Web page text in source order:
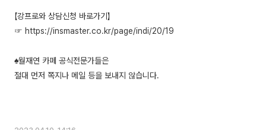
【강프로와 상담신청 바로가기】
☞ https://insmaster.co.kr/page/indi/20/19
♠월재연 카페 공식전문가들은
절대 먼저 쪽지나 메일 등을 보내지 않습니다.